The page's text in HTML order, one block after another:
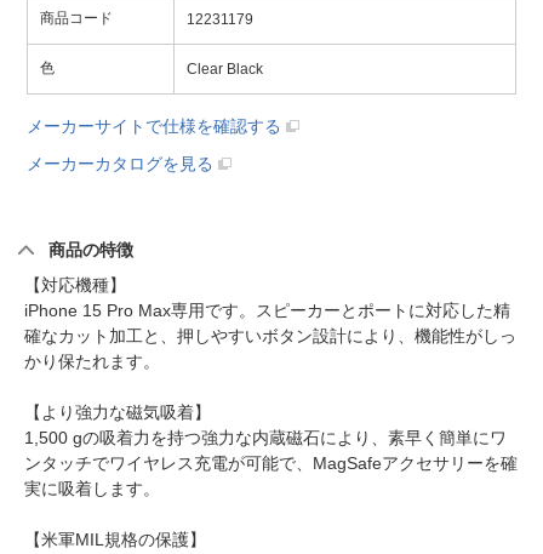
商品コード 12231179
色 Clear Black
メーカーサイトで仕様を確認する
メーカーカタログを見る
商品の特徴
【対応機種】
iPhone 15 Pro Max専用です。スピーカーとポートに対応した精
確なカット加工と、押しやすいボタン設計により、機能性がしっ
かり保たれます。
【より強力な磁気吸着】
1,500 gの吸着力を持つ強力な内蔵磁石により、素早く簡単にワ
ンタッチでワイヤレス充電が可能で、MagSafeアクセサリーを確
実に吸着します。
【米軍MIL規格の保護】